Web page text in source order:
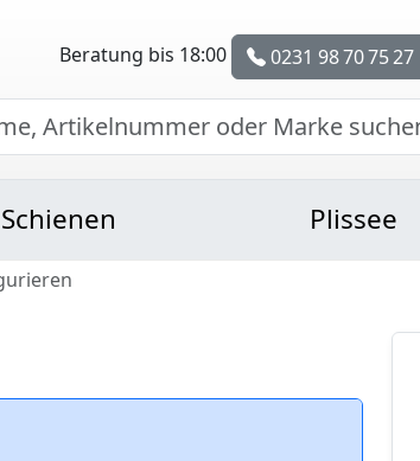
Beratung bis 18:00 0231 98 70 75 27
Schienen Plissee